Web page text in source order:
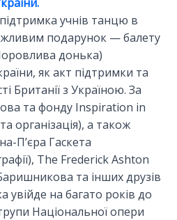
учнів танцю в
подарунок — балету
донька)
як акт підтримки та
Британії з Україною. За
та фонду Inspiration in
організація), а також
П’єра Гаскета
The Frederick Ashton
та інших друзів
увійде на багато років до
Національної опери